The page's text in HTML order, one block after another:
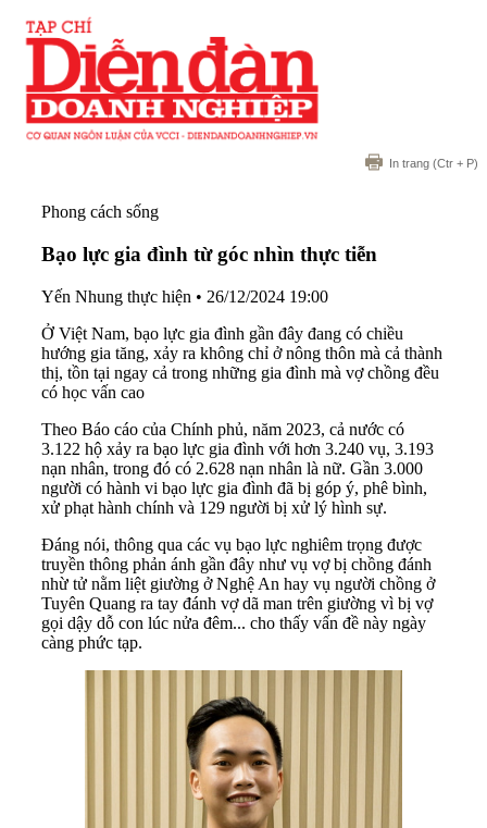
In trang (Ctr + P)
Phong cách sống
Bạo lực gia đình từ góc nhìn thực tiễn
Yến Nhung thực hiện • 26/12/2024 19:00
Ở Việt Nam, bạo lực gia đình gần đây đang có chiều
hướng gia tăng, xảy ra không chỉ ở nông thôn mà cả thành
thị, tồn tại ngay cả trong những gia đình mà vợ chồng đều
có học vấn cao
Theo Báo cáo của Chính phủ, năm 2023, cả nước có
3.122 hộ xảy ra bạo lực gia đình với hơn 3.240 vụ, 3.193
nạn nhân, trong đó có 2.628 nạn nhân là nữ. Gần 3.000
người có hành vi bạo lực gia đình đã bị góp ý, phê bình,
xử phạt hành chính và 129 người bị xử lý hình sự.
Đáng nói, thông qua các vụ bạo lực nghiêm trọng được
truyền thông phản ánh gần đây như vụ vợ bị chồng đánh
nhừ tử nằm liệt giường ở Nghệ An hay vụ người chồng ở
Tuyên Quang ra tay đánh vợ dã man trên giường vì bị vợ
gọi dậy dỗ con lúc nửa đêm... cho thấy vấn đề này ngày
càng phức tạp.